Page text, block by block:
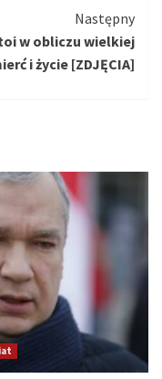
Następny
w obliczu wielkiej
i życie [ZDJĘCIA]